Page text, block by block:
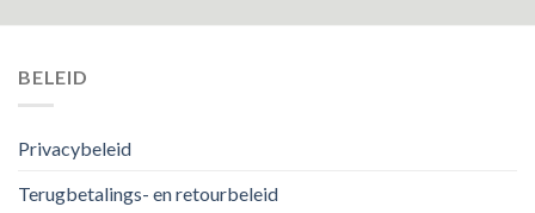
BELEID
Privacybeleid
Terugbetalings- en retourbeleid